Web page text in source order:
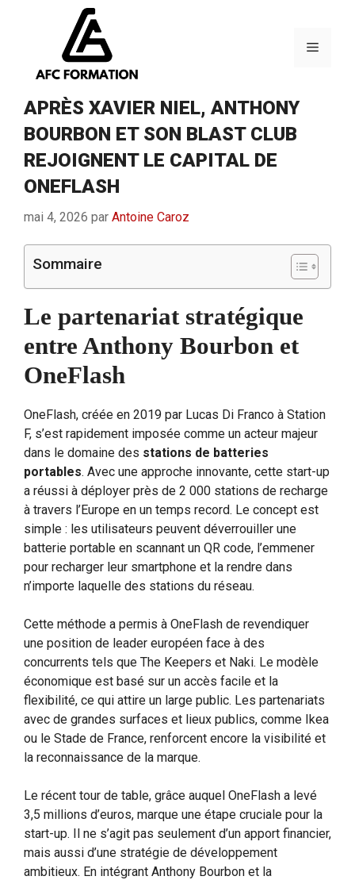
Menu
APRÈS XAVIER NIEL, ANTHONY
BOURBON ET SON BLAST CLUB
REJOIGNENT LE CAPITAL DE
ONEFLASH
mai 4, 2026 par Antoine Caroz
Sommaire
Le partenariat stratégique
entre Anthony Bourbon et
OneFlash
OneFlash, créée en 2019 par Lucas Di Franco à Station
F, s’est rapidement imposée comme un acteur majeur
dans le domaine des stations de batteries
portables. Avec une approche innovante, cette start-up
a réussi à déployer près de 2 000 stations de recharge
à travers l’Europe en un temps record. Le concept est
simple : les utilisateurs peuvent déverrouiller une
batterie portable en scannant un QR code, l’emmener
pour recharger leur smartphone et la rendre dans
n’importe laquelle des stations du réseau.
Cette méthode a permis à OneFlash de revendiquer
une position de leader européen face à des
concurrents tels que The Keepers et Naki. Le modèle
économique est basé sur un accès facile et la
flexibilité, ce qui attire un large public. Les partenariats
avec de grandes surfaces et lieux publics, comme Ikea
ou le Stade de France, renforcent encore la visibilité et
la reconnaissance de la marque.
Le récent tour de table, grâce auquel OneFlash a levé
3,5 millions d’euros, marque une étape cruciale pour la
start-up. Il ne s’agit pas seulement d’un apport financier,
mais aussi d’une stratégie de développement
ambitieux. En intégrant Anthony Bourbon et la